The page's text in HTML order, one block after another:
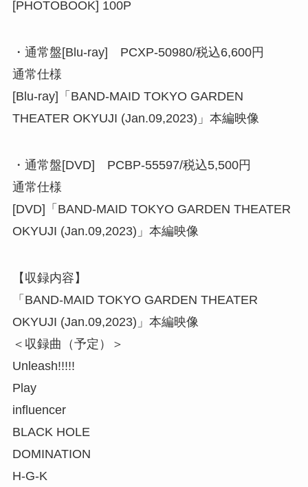
[PHOTOBOOK] 100P
・通常盤[Blu-ray] PCXP-50980/税込6,600円
通常仕様
[Blu-ray]「BAND-MAID TOKYO GARDEN
THEATER OKYUJI (Jan.09,2023)」本編映像
・通常盤[DVD] PCBP-55597/税込5,500円
通常仕様
[DVD]「BAND-MAID TOKYO GARDEN THEATER
OKYUJI (Jan.09,2023)」本編映像
【収録内容】
「BAND-MAID TOKYO GARDEN THEATER
OKYUJI (Jan.09,2023)」本編映像
＜収録曲（予定）＞
Unleash!!!!!
Play
influencer
BLACK HOLE
DOMINATION
H-G-K